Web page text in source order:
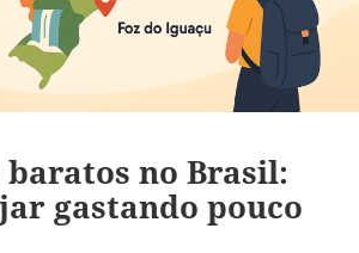
baratos no Brasil:
gastando pouco